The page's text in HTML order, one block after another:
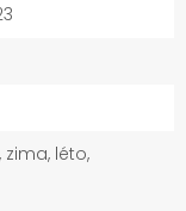
léto,